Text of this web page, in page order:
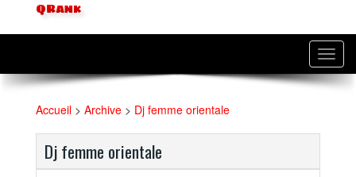
QRank
Accueil > Archive > Dj femme orientale
Dj femme orientale